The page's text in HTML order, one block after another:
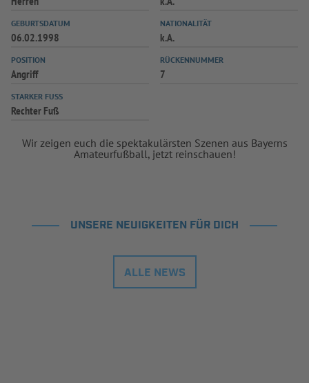
SPIELPLUS
GEBURTSDATUM
06.02.1998
NATIONALITÄT
k.A.
POSITION
Angriff
RÜCKENNUMMER
7
STARKER FUSS
Rechter Fuß
Wir zeigen euch die spektakulärsten Szenen aus Bayerns
Amateurfußball, jetzt reinschauen!
UNSERE NEUIGKEITEN FÜR DICH
ALLE NEWS